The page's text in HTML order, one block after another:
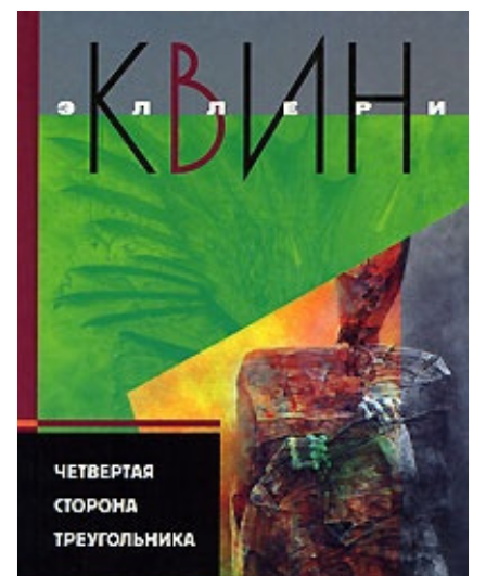
13_00_Sekret_Neptuna
14_00_Klavishi_iz_slonovoy_kosti
15_00_Voskresenie_Lazarya
16_00_Deputatsiya
17_00_Staryy_gorets
18_00_Priznanie_Foksa
20_00_Dva_treugolnika
21_00_Lyubovnaya_ssora
22_00_Zarubezhnaya_korrespondentsiya
23_00_Voennyy_sovet
24_00_Snova_T
25_00_Hromoy_
26_01_Rassuzhdeniya_Elleri
26_02_Rassuzhdeniya_Elleri